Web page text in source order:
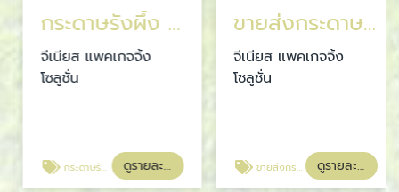
กระดาษรังผึ้ง สมุทรปราการ
จีเนียส แพคเกจจิ้ง
โซลูชั่น
กระดาษรังผึ้ง สมุทรปราการ ดูรายละเอียด
ขายส่งกระดาษรังผึ้ง ราคาส่ง
จีเนียส แพคเกจจิ้ง
โซลูชั่น
ขายส่งกระดาษรังผึ้ง ราคาส่ง ดูรายละเอียด